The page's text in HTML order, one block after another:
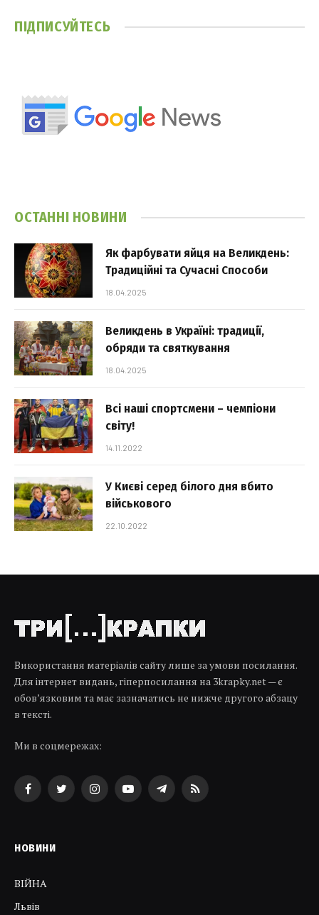
ПІДПИСУЙТЕСЬ
ОСТАННІ НОВИНИ
Як фарбувати яйця на Великдень:
Традиційні та Сучасні Способи
18.04.2025
Великдень в Україні: традиції,
обряди та святкування
18.04.2025
Всі наші спортсмени – чемпіони
світу!
14.11.2022
У Києві серед білого дня вбито
військового
22.10.2022
Використання матеріалів сайту лише за умови посилання.
Для інтернет видань, гіперпосилання на 3krapky.net — є
обов’язковим та має зазначатись не нижче другого абзацу
в тексті.
Ми в соцмережах:
FacebookTwitterInstagramYouTubeTelegramRSS
НОВИНИ
ВІЙНА
Львів